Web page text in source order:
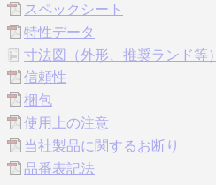
スペックシート
特性データ
寸法図（外形、推奨ランド等）
信頼性
梱包
使用上の注意
当社製品に関するお断り
品番表記法